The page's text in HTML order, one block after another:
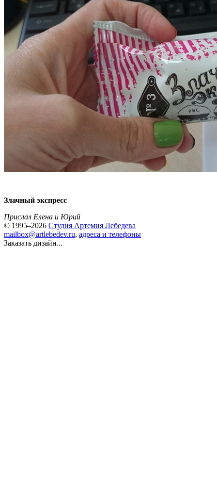
Злачный экспресс
Прислал Елена и Юрий
© 1995–2026 Студия Артемия Лебедева
mailbox@artlebedev.ru, адреса и телефоны
Заказать дизайн...